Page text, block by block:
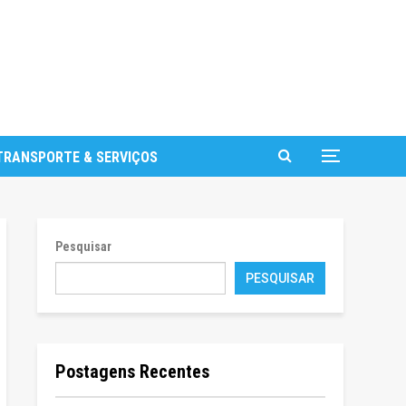
& SERVIÇOS
Pesquisar
PESQUISAR
Postagens Recentes